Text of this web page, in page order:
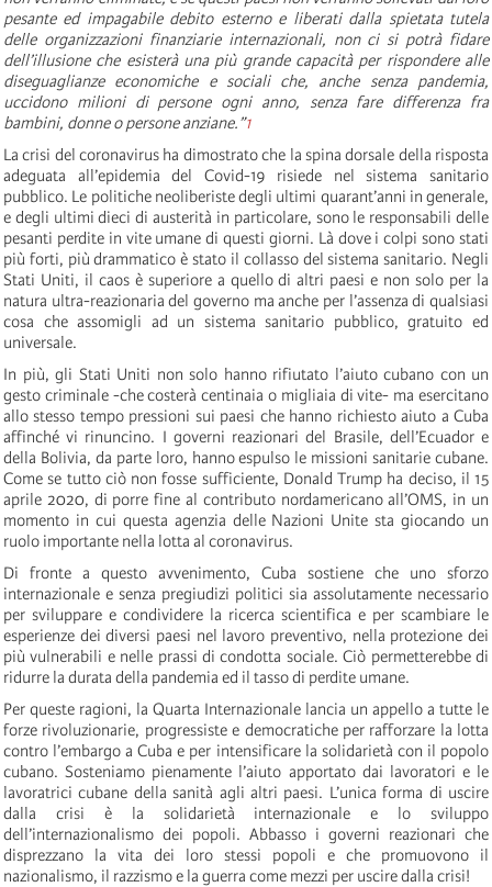
pesante ed impagabile debito esterno e liberati dalla spietata tutela
delle organizzazioni finanziarie internazionali, non ci si potrà fidare
dell’illusione che esisterà una più grande capacità per rispondere alle
diseguaglianze economiche e sociali che, anche senza pandemia,
uccidono milioni di persone ogni anno, senza fare differenza fra
bambini, donne o persone anziane.”1
La crisi del coronavirus ha dimostrato che la spina dorsale della risposta
adeguata all’epidemia del Covid-19 risiede nel sistema sanitario
pubblico. Le politiche neoliberiste degli ultimi quarant’anni in generale,
e degli ultimi dieci di austerità in particolare, sono le responsabili delle
pesanti perdite in vite umane di questi giorni. Là dove i colpi sono stati
più forti, più drammatico è stato il collasso del sistema sanitario. Negli
Stati Uniti, il caos è superiore a quello di altri paesi e non solo per la
natura ultra-reazionaria del governo ma anche per l’assenza di qualsiasi
cosa che assomigli ad un sistema sanitario pubblico, gratuito ed
universale.
In più, gli Stati Uniti non solo hanno rifiutato l’aiuto cubano con un
gesto criminale -che costerà centinaia o migliaia di vite- ma esercitano
allo stesso tempo pressioni sui paesi che hanno richiesto aiuto a Cuba
affinché vi rinuncino. I governi reazionari del Brasile, dell’Ecuador e
della Bolivia, da parte loro, hanno espulso le missioni sanitarie cubane.
Come se tutto ciò non fosse sufficiente, Donald Trump ha deciso, il 15
aprile 2020, di porre fine al contributo nordamericano all’OMS, in un
momento in cui questa agenzia delle Nazioni Unite sta giocando un
ruolo importante nella lotta al coronavirus.
Di fronte a questo avvenimento, Cuba sostiene che uno sforzo
internazionale e senza pregiudizi politici sia assolutamente necessario
per sviluppare e condividere la ricerca scientifica e per scambiare le
esperienze dei diversi paesi nel lavoro preventivo, nella protezione dei
più vulnerabili e nelle prassi di condotta sociale. Ciò permetterebbe di
ridurre la durata della pandemia ed il tasso di perdite umane.
Per queste ragioni, la Quarta Internazionale lancia un appello a tutte le
forze rivoluzionarie, progressiste e democratiche per rafforzare la lotta
contro l’embargo a Cuba e per intensificare la solidarietà con il popolo
cubano. Sosteniamo pienamente l’aiuto apportato dai lavoratori e le
lavoratrici cubane della sanità agli altri paesi. L’unica forma di uscire
dalla crisi è la solidarietà internazionale e lo sviluppo
dell’internazionalismo dei popoli. Abbasso i governi reazionari che
disprezzano la vita dei loro stessi popoli e che promuovono il
nazionalismo, il razzismo e la guerra come mezzi per uscire dalla crisi!